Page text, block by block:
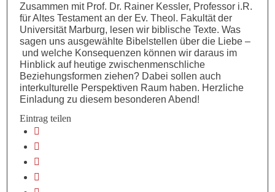
Zusammen mit Prof. Dr. Rainer Kessler, Professor i.R.
für Altes Testament an der Ev. Theol. Fakultät der
Universität Marburg, lesen wir biblische Texte. Was
sagen uns ausgewählte Bibelstellen über die Liebe –
und welche Konsequenzen können wir daraus im
Hinblick auf heutige zwischenmenschliche
Beziehungsformen ziehen? Dabei sollen auch
interkulturelle Perspektiven Raum haben. Herzliche
Einladung zu diesem besonderen Abend!
Eintrag teilen